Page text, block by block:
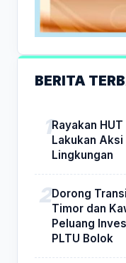
BERITA
Rayakan
Lakukan
Lingkungan
Dorong
Timor dan
Peluang
PLTU Bolok